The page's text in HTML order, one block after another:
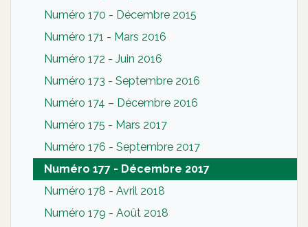
Numéro 170 - Décembre 2015
Numéro 171 - Mars 2016
Numéro 172 - Juin 2016
Numéro 173 - Septembre 2016
Numéro 174 – Décembre 2016
Numéro 175 - Mars 2017
Numéro 176 - Septembre 2017
Numéro 177 - Décembre 2017
Numéro 178 - Avril 2018
Numéro 179 - Août 2018